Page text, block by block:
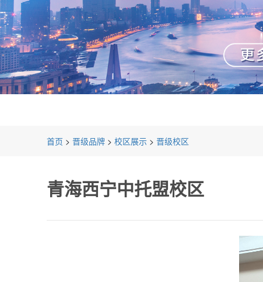
首页 > 晋级品牌 > 校区展示 > 晋级校区
青海西宁中托盟校区